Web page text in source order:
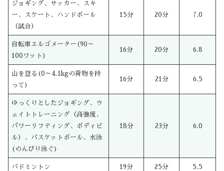
ジョギング、サッカー、スキ
ー、スケート、ハンドボール
（試合）
15分 20分 7.0
自転車エルゴメーター(90～
100ワット)
16分 20分 6.8
山を登る(0～4.1kgの荷物を持
って)
16分 21分 6.5
ゆっくりとしたジョギング、ウ
ェイトトレーニング（高強度、
パワーリフティング、ボディビ
ル）、バスケットボール、水泳
(のんびり泳ぐ)
18分 23分 6.0
バドミントン 19分 25分 5.5